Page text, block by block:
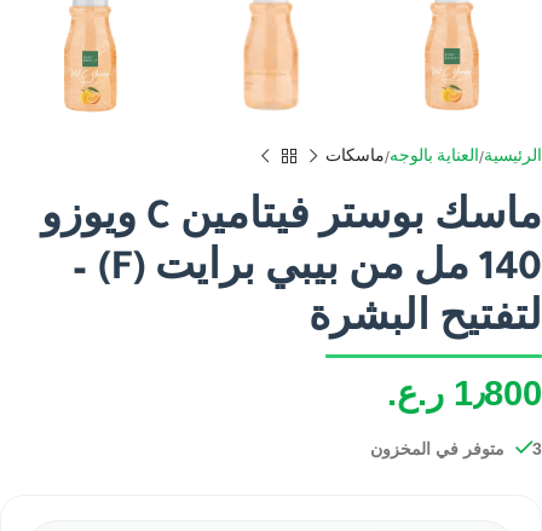
الرئيسية العناية بالوجه ماسكات
ماسك بوستر فيتامين C ويوزو
140 مل من بيبي برايت (F) –
لتفتيح البشرة
1٫800 ر.ع.
3 متوفر في المخزون